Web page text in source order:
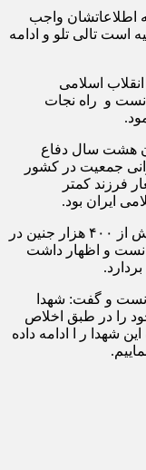
اطلاعاتشان واجب
است تالی تلو و ادامه
اسلامی
و راه نجات
هشت سال دفاع
جمعیت در کشور
فرزند کمتر
ایران بود.
حجت الاسلام والمسلمین طیبی فر سقط بیش از ۴۰۰ هزار جنین در
و اظهار داشت
و گفت: شهدا
را در طبق اخلاص
شهدا ر ا ادامه داده